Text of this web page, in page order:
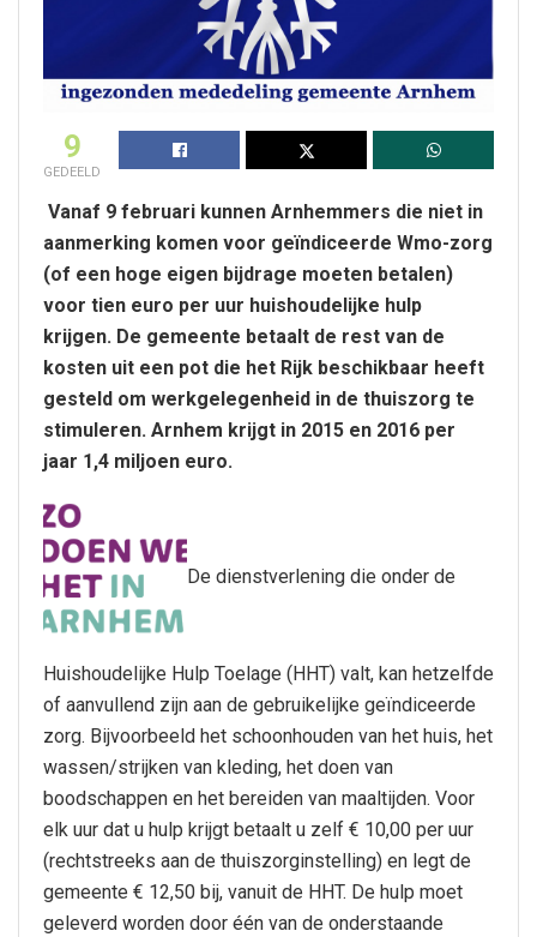
9
GEDEELD
Vanaf 9 februari kunnen Arnhemmers die niet in
aanmerking komen voor geïndiceerde Wmo-zorg
(of een hoge eigen bijdrage moeten betalen)
voor tien euro per uur huishoudelijke hulp
krijgen. De gemeente betaalt de rest van de
kosten uit een pot die het Rijk beschikbaar heeft
gesteld om werkgelegenheid in de thuiszorg te
stimuleren. Arnhem krijgt in 2015 en 2016 per
jaar 1,4 miljoen euro.
De dienstverlening die onder de
Huishoudelijke Hulp Toelage (HHT) valt, kan hetzelfde
of aanvullend zijn aan de gebruikelijke geïndiceerde
zorg. Bijvoorbeeld het schoonhouden van het huis, het
wassen/strijken van kleding, het doen van
boodschappen en het bereiden van maaltijden. Voor
elk uur dat u hulp krijgt betaalt u zelf € 10,00 per uur
(rechtstreeks aan de thuiszorginstelling) en legt de
gemeente € 12,50 bij, vanuit de HHT. De hulp moet
geleverd worden door één van de onderstaande